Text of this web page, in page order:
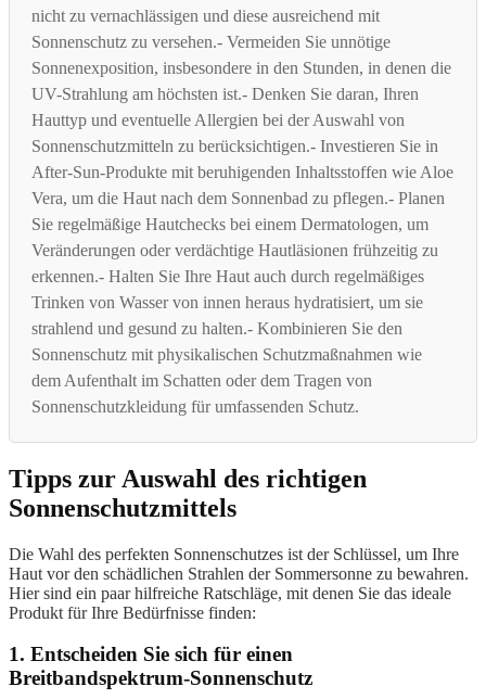
nicht zu vernachlässigen und diese ausreichend mit
Sonnenschutz zu versehen.- Vermeiden Sie unnötige
Sonnenexposition, insbesondere in den Stunden, in denen die
UV-Strahlung am höchsten ist.- Denken Sie daran, Ihren
Hauttyp und eventuelle Allergien bei der Auswahl von
Sonnenschutzmitteln zu berücksichtigen.- Investieren Sie in
After-Sun-Produkte mit beruhigenden Inhaltsstoffen wie Aloe
Vera, um die Haut nach dem Sonnenbad zu pflegen.- Planen
Sie regelmäßige Hautchecks bei einem Dermatologen, um
Veränderungen oder verdächtige Hautläsionen frühzeitig zu
erkennen.- Halten Sie Ihre Haut auch durch regelmäßiges
Trinken von Wasser von innen heraus hydratisiert, um sie
strahlend und gesund zu halten.- Kombinieren Sie den
Sonnenschutz mit physikalischen Schutzmaßnahmen wie
dem Aufenthalt im Schatten oder dem Tragen von
Sonnenschutzkleidung für umfassenden Schutz.
Tipps zur Auswahl des richtigen
Sonnenschutzmittels
Die Wahl des perfekten Sonnenschutzes ist der Schlüssel, um Ihre
Haut vor den schädlichen Strahlen der Sommersonne zu bewahren.
Hier sind ein paar hilfreiche Ratschläge, mit denen Sie das ideale
Produkt für Ihre Bedürfnisse finden:
1. Entscheiden Sie sich für einen
Breitbandspektrum-Sonnenschutz